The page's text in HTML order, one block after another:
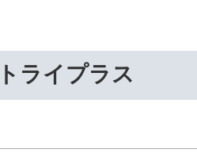
ライプラス